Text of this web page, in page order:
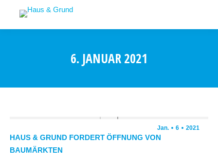
6. JANUAR 2021
Jan. 6 2021
HAUS & GRUND FORDERT ÖFFNUNG VON
BAUMÄRKTEN